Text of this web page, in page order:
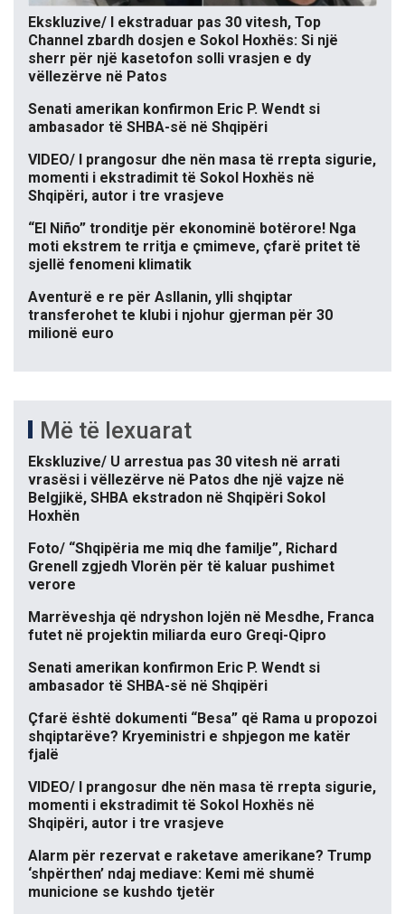
Ekskluzive/ I ekstraduar pas 30 vitesh, Top
Channel zbardh dosjen e Sokol Hoxhës: Si një
sherr për një kasetofon solli vrasjen e dy
vëllezërve në Patos
Senati amerikan konfirmon Eric P. Wendt si
ambasador të SHBA-së në Shqipëri
VIDEO/ I prangosur dhe nën masa të rrepta sigurie,
momenti i ekstradimit të Sokol Hoxhës në
Shqipëri, autor i tre vrasjeve
“El Niño” tronditje për ekonominë botërore! Nga
moti ekstrem te rritja e çmimeve, çfarë pritet të
sjellë fenomeni klimatik
Aventurë e re për Asllanin, ylli shqiptar
transferohet te klubi i njohur gjerman për 30
milionë euro
Më të lexuarat
Ekskluzive/ U arrestua pas 30 vitesh në arrati
vrasësi i vëllezërve në Patos dhe një vajze në
Belgjikë, SHBA ekstradon në Shqipëri Sokol
Hoxhën
Foto/ “Shqipëria me miq dhe familje”, Richard
Grenell zgjedh Vlorën për të kaluar pushimet
verore
Marrëveshja që ndryshon lojën në Mesdhe, Franca
futet në projektin miliarda euro Greqi-Qipro
Senati amerikan konfirmon Eric P. Wendt si
ambasador të SHBA-së në Shqipëri
Çfarë është dokumenti “Besa” që Rama u propozoi
shqiptarëve? Kryeministri e shpjegon me katër
fjalë
VIDEO/ I prangosur dhe nën masa të rrepta sigurie,
momenti i ekstradimit të Sokol Hoxhës në
Shqipëri, autor i tre vrasjeve
Alarm për rezervat e raketave amerikane? Trump
‘shpërthen’ ndaj mediave: Kemi më shumë
municione se kushdo tjetër